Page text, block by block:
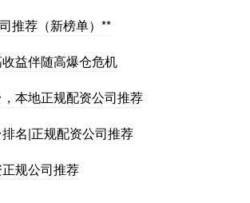
推荐（新榜单）**
益伴随高爆仓危机
本地正规配资公司推荐
名|正规配资公司推荐
规公司推荐